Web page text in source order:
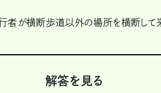
者が横断歩道以外の場所を横断して来
解答を見る